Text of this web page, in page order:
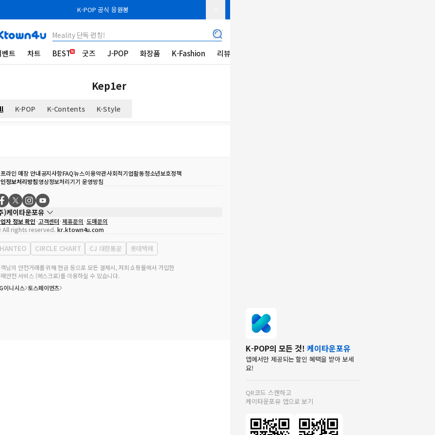
K-POP 공식 응원봉
Meality 단독 런칭!
벤트 차트 BEST 굿즈 J-POP 화장품 K-Fashion 리뷰
Kep1er
K-POP K-Contents K-Style
라인 매장 안내공지사항FAQ뉴스이용약관사회적기업활동청소년보호정책
정보처리방침영상정보처리기기 운영방침
)케이타운포유
자
송효민
자등록번호
120-87-71116
판매업 신고번호 제2011-서울강남-02223
전화
02-552-9855
자 정보 확인 고객센터 제휴문의 도매문의
rights reserved. kr.ktown4u.com
HANTEO CIRCLE CHART CJ 대한통운 롯데택배
님의 안전거래를 위해 현금 등으로 모든 결제시, 저희 쇼핑몰에서 가입한
안전 서비스 (에스크로)를 이용하실 수 있습니다.
이니시스 토스페이먼츠
K-POP의 모든 것! 케이타운포유
앱에서만 제공되는 할인 혜택을 받아 보세
요!
QR코드 스캔하고
케이타운포유 앱으로 보기